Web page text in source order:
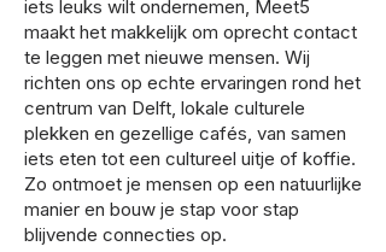
iets leuks wilt ondernemen, Meet5
maakt het makkelijk om oprecht contact
te leggen met nieuwe mensen. Wij
richten ons op echte ervaringen rond het
centrum van Delft, lokale culturele
plekken en gezellige cafés, van samen
iets eten tot een cultureel uitje of koffie.
Zo ontmoet je mensen op een natuurlijke
manier en bouw je stap voor stap
blijvende connecties op.